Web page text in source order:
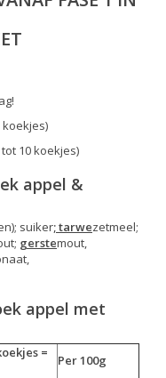
koekjes)
10 koekjes)
appel &
suiker; tarwezetmeel;
gerstemout,
appel met
=
Per 100g